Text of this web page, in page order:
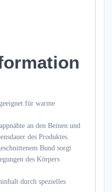
für warme
an den Beinen und
des Produktes.
Bund sorgt
des Körpers
durch spezielles